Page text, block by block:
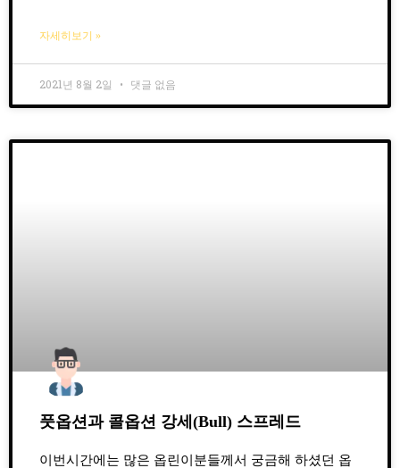
자세히보기 »
2021년 8월 2일 댓글 없음
풋옵션과 콜옵션 강세(Bull) 스프레드
이번시간에는 많은 옵린이분들께서 궁금해 하셨던 옵